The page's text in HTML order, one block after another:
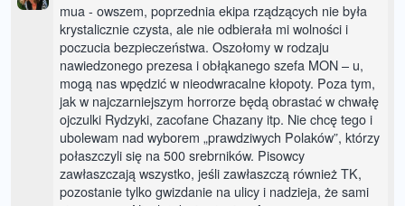
mua - owszem, poprzednia ekipa rządzących nie była
krystalicznie czysta, ale nie odbierała mi wolności i
poczucia bezpieczeństwa. Oszołomy w rodzaju
nawiedzonego prezesa i obłąkanego szefa MON – u,
mogą nas wpędzić w nieodwracalne kłopoty. Poza tym,
jak w najczarniejszym horrorze będą obrastać w chwałę
ojczulki Rydzyki, zacofane Chazany itp. Nie chcę tego i
ubolewam nad wyborem „prawdziwych Polaków”, którzy
połaszczyli się na 500 srebrników. Pisowcy
zawłaszczają wszystko, jeśli zawłaszczą również TK,
pozostanie tylko gwizdanie na ulicy i nadzieja, że sami